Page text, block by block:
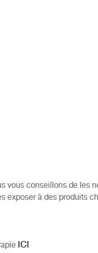
vous conseillons de
exposer à des produits
ICI